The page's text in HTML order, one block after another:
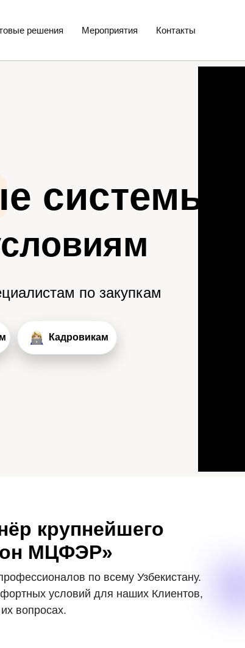
решения Мероприятия Контакты
системы
по закупкам
Кадровикам
по всему Узбекистану.
условий для наших Клиентов,
вопросах.
крупнейшего
МЦФЭР»